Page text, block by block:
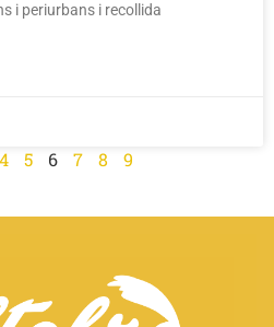
i periurbans i recollida
4 5 6 7 8 9